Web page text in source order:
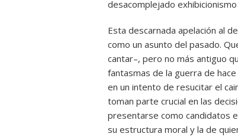
desacomplejado
Esta descarnada apelación al
como un asunto del pasado.
cantar–, pero no más antiguo
fantasmas de la guerra de
en un intento de resucitar el
toman parte crucial en las
presentarse como candidatos
su estructura moral y la de